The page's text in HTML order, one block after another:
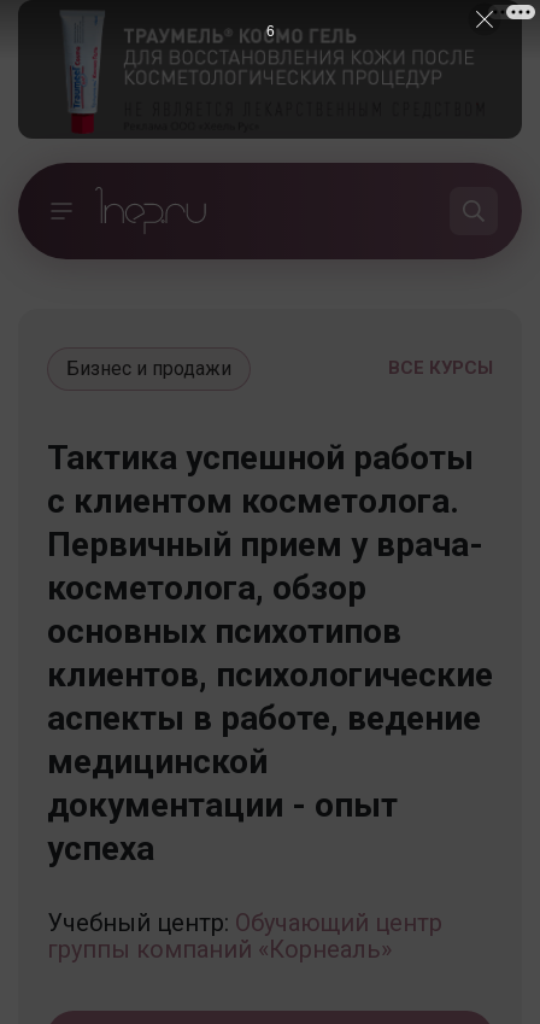
ВСЕ КУРСЫ
Бизнес и продажи
Тактика успешной работы
с клиентом косметолога.
Первичный прием у врача-
косметолога, обзор
основных психотипов
клиентов, психологические
аспекты в работе, ведение
медицинской
документации - опыт
успеха
Учебный центр: Обучающий центр
группы компаний «Корнеаль»
5